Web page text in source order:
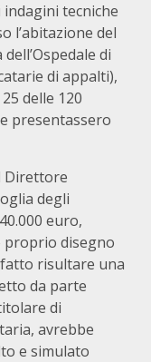
tecniche
l’abitazione del
di
di appalti),
delle 120
presentassero
Direttore
degli
euro,
proprio disegno
risultare una
da parte
di
avrebbe
e simulato